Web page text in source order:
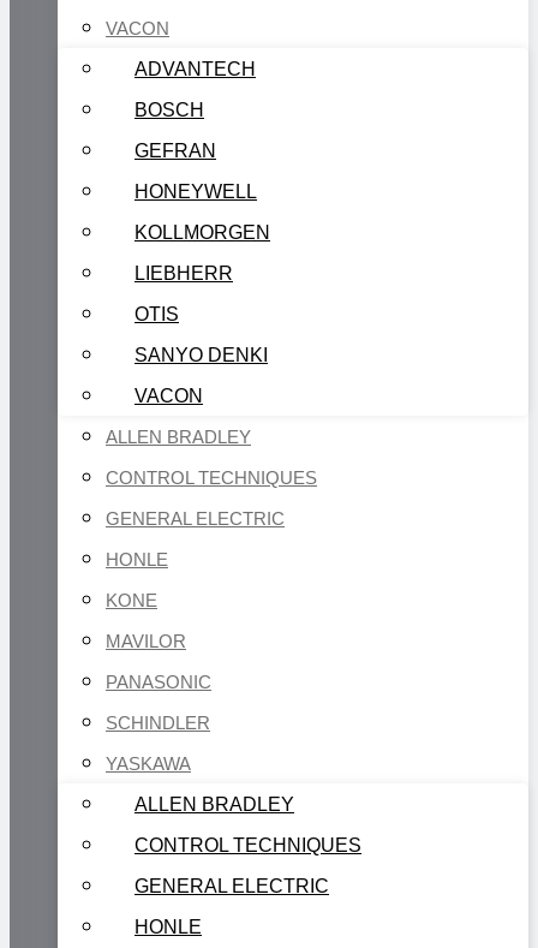
VACON
ADVANTECH
BOSCH
GEFRAN
HONEYWELL
KOLLMORGEN
LIEBHERR
OTIS
SANYO DENKI
VACON
ALLEN BRADLEY
CONTROL TECHNIQUES
GENERAL ELECTRIC
HONLE
KONE
MAVILOR
PANASONIC
SCHINDLER
YASKAWA
ALLEN BRADLEY
CONTROL TECHNIQUES
GENERAL ELECTRIC
HONLE